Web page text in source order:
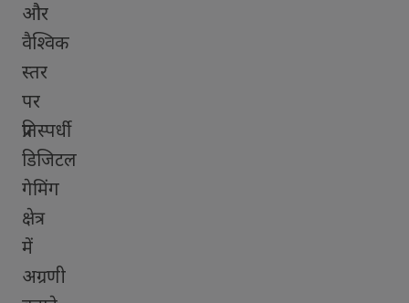
और
वैश्विक
स्तर
पर
प्रतिस्पर्धी
डिजिटल
गेमिंग
क्षेत्र
में
अग्रणी